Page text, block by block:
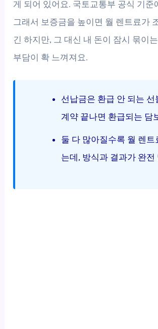
게 되어 있어요. 국토교통부 공식 기준
그래서 보증금을 높이면 월 렌트료가
긴 하지만, 그 대신 내 돈이 잠시 묶이
부담이 확 느껴져요.
선납금은 환급 안 되는 선
계약 끝나면 환급되는 담
둘 다 많아질수록 월 렌트
는데, 방식과 결과가 완전